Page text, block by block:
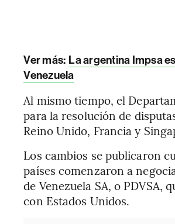
Ver más: La argentina Impsa
Venezuela
Al mismo tiempo, el
para la resolución de
Reino Unido, Francia y
Los cambios se publicaron
países comenzaron a
de Venezuela SA, o PDVSA,
con Estados Unidos.